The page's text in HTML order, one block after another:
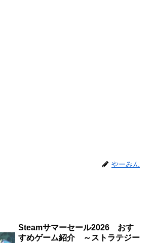
やーみん
Steamサマーセール2026 おす
すめゲーム紹介 ～ストラテジー